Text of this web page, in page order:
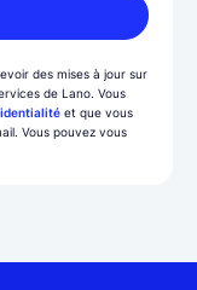
des mises à jour sur
de Lano. Vous
et que vous
Vous pouvez vous